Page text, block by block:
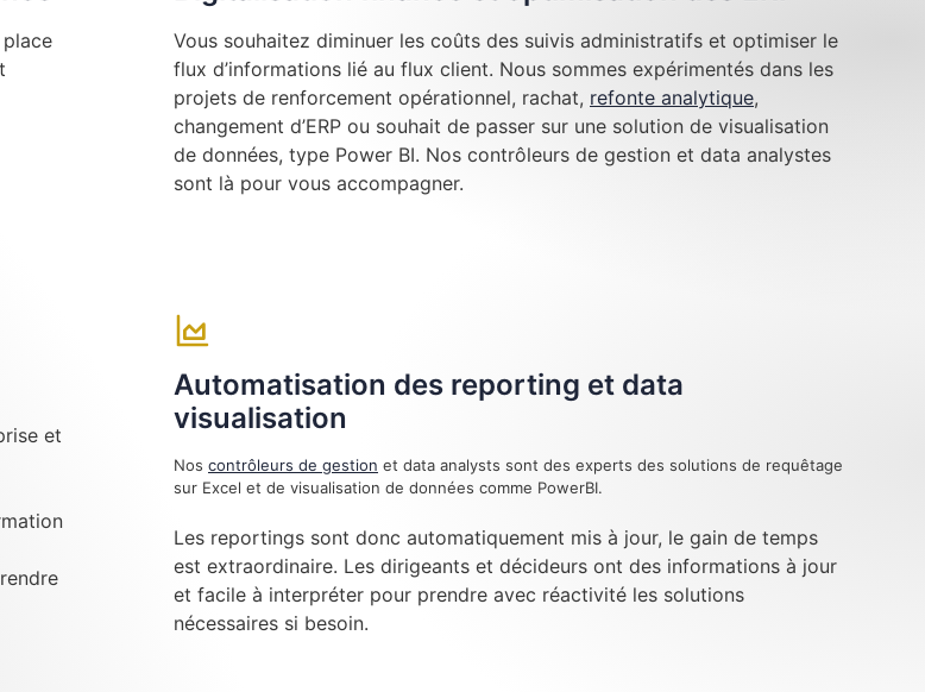
Vous souhaitez diminuer les coûts des suivis administratifs et optimiser le
flux d’informations lié au flux client. Nous sommes expérimentés dans les
projets de renforcement opérationnel, rachat, refonte analytique,
changement d’ERP ou souhait de passer sur une solution de visualisation
de données, type Power BI. Nos contrôleurs de gestion et data analystes
sont là pour vous accompagner.
et
Automatisation des reporting et data
visualisation
Nos contrôleurs de gestion et data analysts sont des experts des solutions de requêtage
sur Excel et de visualisation de données comme PowerBI.
Les reportings sont donc automatiquement mis à jour, le gain de temps
est extraordinaire. Les dirigeants et décideurs ont des informations à jour
et facile à interpréter pour prendre avec réactivité les solutions
nécessaires si besoin.